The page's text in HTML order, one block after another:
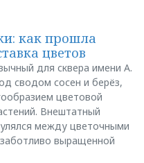
как прошла
цветов
для сквера имени А.
сводом сосен и берёз,
цветовой
Внештатный
между цветочными
выращенной